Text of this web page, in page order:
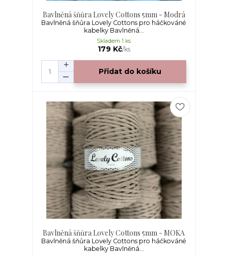
Bavlněná šňůra Lovely Cottons 5mm - Modrá
Bavlněná šňůra Lovely Cottons pro háčkováné
kabelky Bavlněná...
179 Kč/ks
Skladem 1 ks
Přidat do košíku
Bavlněná šňůra Lovely Cottons 5mm - MOKA
Bavlněná šňůra Lovely Cottons pro háčkováné
kabelky Bavlněná...